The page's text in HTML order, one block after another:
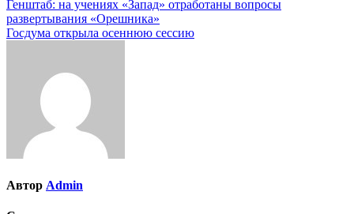
Навигация
по
Генштаб: на учениях «Запад» отработаны вопросы
развертывания «Орешника»
Госдума открыла осеннюю сессию
Автор Admin